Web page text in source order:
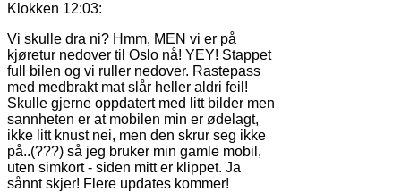
Klokken 12:03:
Vi skulle dra ni? Hmm, MEN vi er på
kjøretur nedover til Oslo nå! YEY! Stappet
full bilen og vi ruller nedover. Rastepass
med medbrakt mat slår heller aldri feil!
Skulle gjerne oppdatert med litt bilder men
sannheten er at mobilen min er ødelagt,
ikke litt knust nei, men den skrur seg ikke
på..(???) så jeg bruker min gamle mobil,
uten simkort - siden mitt er klippet. Ja
sånnt skjer! Flere updates kommer!